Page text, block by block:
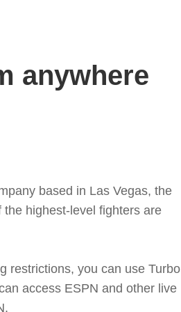
anywhere
based in Las Vegas, the
highest-level fighters are
restrictions, you can use Turbo
access ESPN and other live